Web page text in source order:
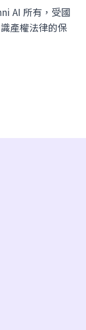
AI 所有，受國
產權法律的保